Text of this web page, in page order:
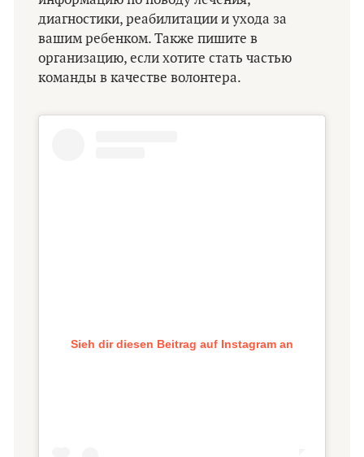
диагностики, реабилитации и ухода за
вашим ребенком. Также пишите в
организацию, если хотите стать частью
команды в качестве волонтера.
Sieh dir diesen Beitrag auf Instagram an